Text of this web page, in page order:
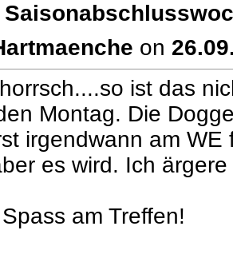
on
ist das
Montag. Die
irgendwann am
es wird. Ich
am Treffen!